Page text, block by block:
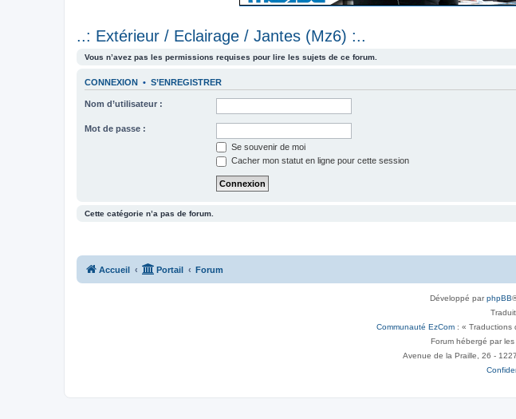
..: Extérieur / Eclairage / Jantes (Mz6) :..
Vous n’avez pas les permissions requises pour lire les sujets de ce forum.
CONNEXION • S’ENREGISTRER
Nom d’utilisateur :
Mot de passe :
Se souvenir de moi
Cacher mon statut en ligne pour cette session
Cette catégorie n’a pas de forum.
Accueil Portail Forum
Développé parphpBB
Communauté EzCom : « Traductions
Forum hébergé par les
Avenue de la Praille, 26 -